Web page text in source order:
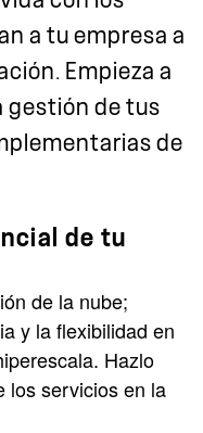
a tu empresa a
Empieza a
gestión de tus
de
de tu
de la nube;
y la flexibilidad en
Hazlo
los servicios en la